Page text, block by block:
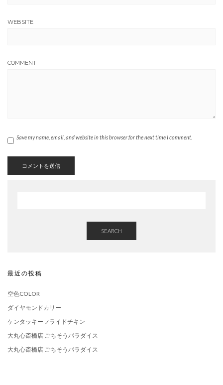
WEBSITE
COMMENT
Save my name, email, and website in this browser for the next time I comment.
SEARCH
最近の投稿
空色COLOR
ダイヤモンドカリー
ケンタッキーフライドチキン
大丸心斎橋店 ごちそうパラダイス
大丸心斎橋店 ごちそうパラダイス